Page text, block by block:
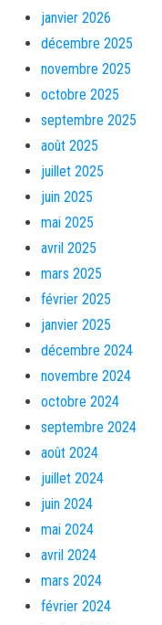
janvier 2026
décembre 2025
novembre 2025
octobre 2025
septembre 2025
août 2025
juillet 2025
juin 2025
mai 2025
avril 2025
mars 2025
février 2025
janvier 2025
décembre 2024
novembre 2024
octobre 2024
septembre 2024
août 2024
juillet 2024
juin 2024
mai 2024
avril 2024
mars 2024
février 2024